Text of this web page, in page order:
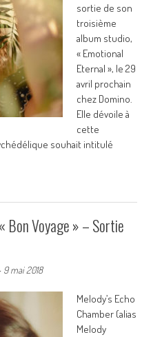
sortie de son
troisième
album studio,
« Emotional
Eternal », le 29
avril prochain
chez Domino.
Elle dévoile à
cette
souhait intitulé
Bon Voyage » – Sortie
9 mai 2018
Melody’s Echo
Chamber (alias
Melody